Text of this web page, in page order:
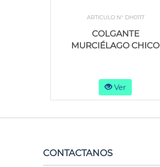
ARTICULO N° DH0117
COLGANTE
MURCIÉLAGO CHICO
Ver
CONTACTANOS